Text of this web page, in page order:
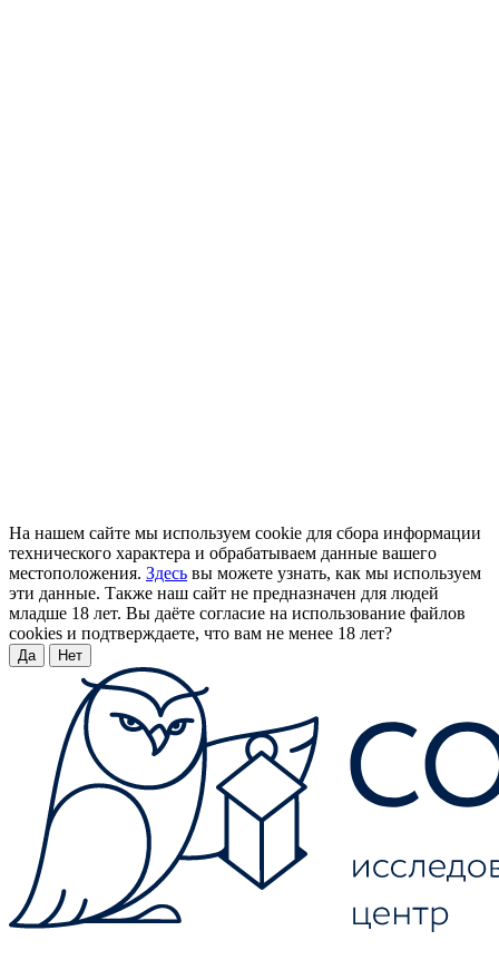
На нашем сайте мы используем cookie для сбора информации
технического характера и обрабатываем данные вашего
местоположения. Здесь вы можете узнать, как мы используем
эти данные. Также наш сайт не предназначен для людей
младше 18 лет. Вы даёте согласие на использование файлов
cookies и подтверждаете, что вам не менее 18 лет?
Да Нет